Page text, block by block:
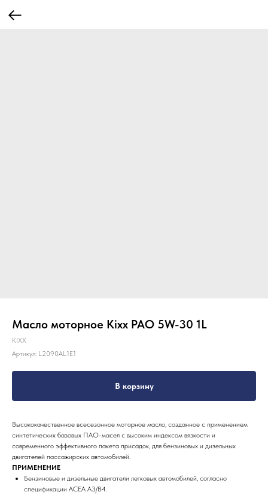
Масло моторное Kixx PAO 5W-30 1L
KIXX
Артикул: L2090AL1E1
В корзину
Высококачественное всесезонное моторное масло, созданное с применением
синтетических базовых ПАО-масел с высоким индексом вязкости и
современного эффективного пакета присадок, для бензиновых и дизельных
двигателей пассажирских автомобилей.
ПРИМЕНЕНИЕ
Бензиновые и дизельные двигатели легковых автомобилей, согласно
спецификации ACEA A3/B4.